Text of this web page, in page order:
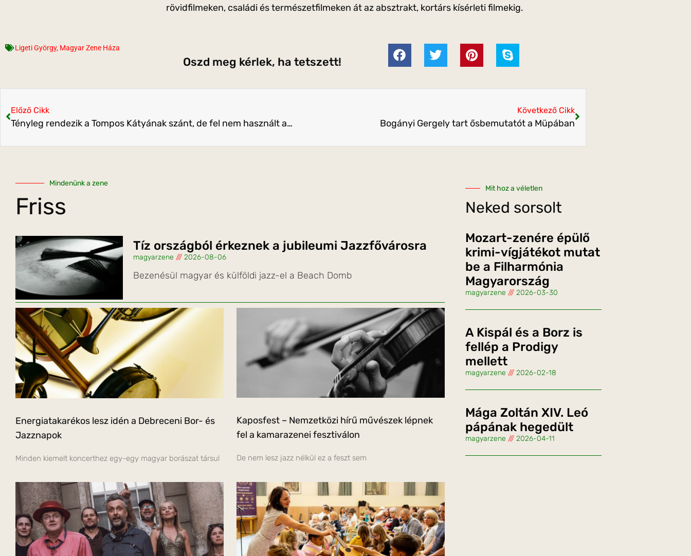
rövidfilmeken, családi és természetfilmeken át az absztrakt, kortárs kísérleti filmekig.
Ligeti György, Magyar Zene Háza
Oszd meg kérlek, ha tetszett!
Előző Cikk
Tényleg rendezik a Tompos Kátyának szánt, de fel nem használt adományok sorsát
Következő Cikk
Bogányi Gergely tart ősbemutatót a Müpában
Mindenünk a zene
Friss
Tíz országból érkeznek a jubileumi Jazzfővárosra
magyarzene 2026-08-06
Bezenésül magyar és külföldi jazz-el a Beach Domb
Energiatakarékos lesz idén a Debreceni Bor- és
Jazznapok
Minden kiemelt koncerthez egy-egy magyar borászat társul
Kaposfest – Nemzetközi hírű művészek lépnek
fel a kamarazenei fesztiválon
De nem lesz jazz nélkül ez a feszt sem
Mit hoz a véletlen
Neked sorsolt
Mozart-zenére épülő
krimi-vígjátékot mutat
be a Filharmónia
Magyarország
magyarzene 2026-03-30
A Kispál és a Borz is
fellép a Prodigy
mellett
magyarzene 2026-02-18
Mága Zoltán XIV. Leó
pápának hegedült
magyarzene 2026-04-11